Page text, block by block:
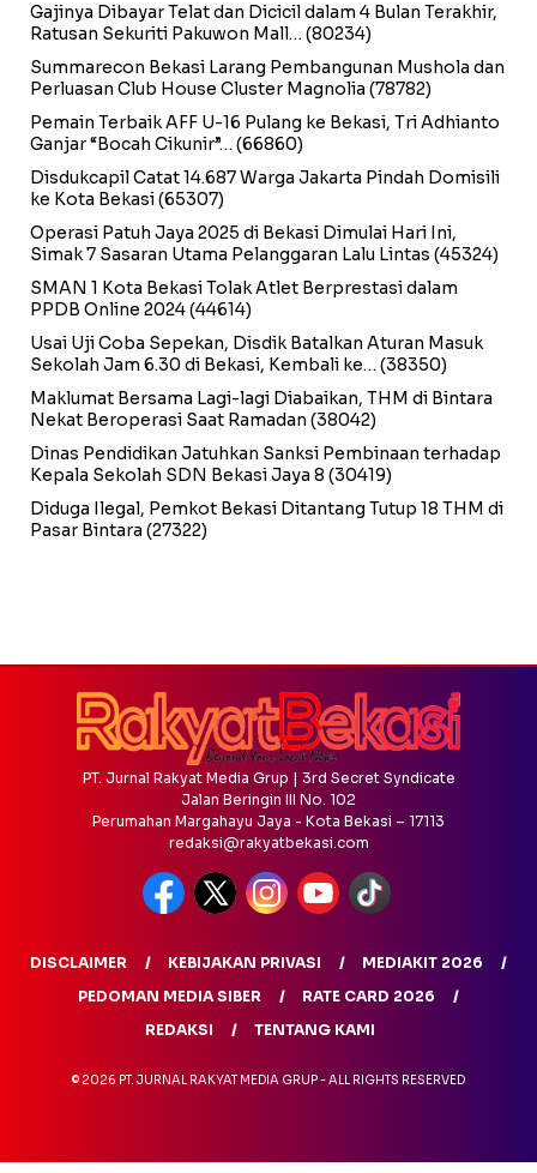
Gajinya Dibayar Telat dan Dicicil dalam 4 Bulan Terakhir,
Ratusan Sekuriti Pakuwon Mall… (80234)
Summarecon Bekasi Larang Pembangunan Mushola dan
Perluasan Club House Cluster Magnolia (78782)
Pemain Terbaik AFF U-16 Pulang ke Bekasi, Tri Adhianto
Ganjar “Bocah Cikunir”… (66860)
Disdukcapil Catat 14.687 Warga Jakarta Pindah Domisili
ke Kota Bekasi(65307)
Operasi Patuh Jaya 2025 di Bekasi Dimulai Hari Ini,
Simak 7 Sasaran Utama Pelanggaran Lalu Lintas (45324)
SMAN 1 Kota Bekasi Tolak Atlet Berprestasi dalam
PPDB Online 2024(44614)
Usai Uji Coba Sepekan, Disdik Batalkan Aturan Masuk
Sekolah Jam 6.30 di Bekasi, Kembali ke… (38350)
Maklumat Bersama Lagi-lagi Diabaikan, THM di Bintara
Nekat Beroperasi Saat Ramadan (38042)
Dinas Pendidikan Jatuhkan Sanksi Pembinaan terhadap
Kepala Sekolah SDN Bekasi Jaya 8 (30419)
Diduga Ilegal, Pemkot Bekasi Ditantang Tutup 18 THM di
Pasar Bintara (27322)
PT. Jurnal Rakyat Media Grup | 3rd Secret Syndicate
Jalan Beringin III No. 102
Perumahan Margahayu Jaya - Kota Bekasi – 17113
redaksi@rakyatbekasi.com
DISCLAIMER KEBIJAKAN PRIVASI
MEDIAKIT 2026
PEDOMAN MEDIA SIBER
RATE CARD 2026
REDAKSI
TENTANG KAMI
© 2026 PT. JURNAL RAKYAT MEDIA GRUP - ALL RIGHTS RESERVED